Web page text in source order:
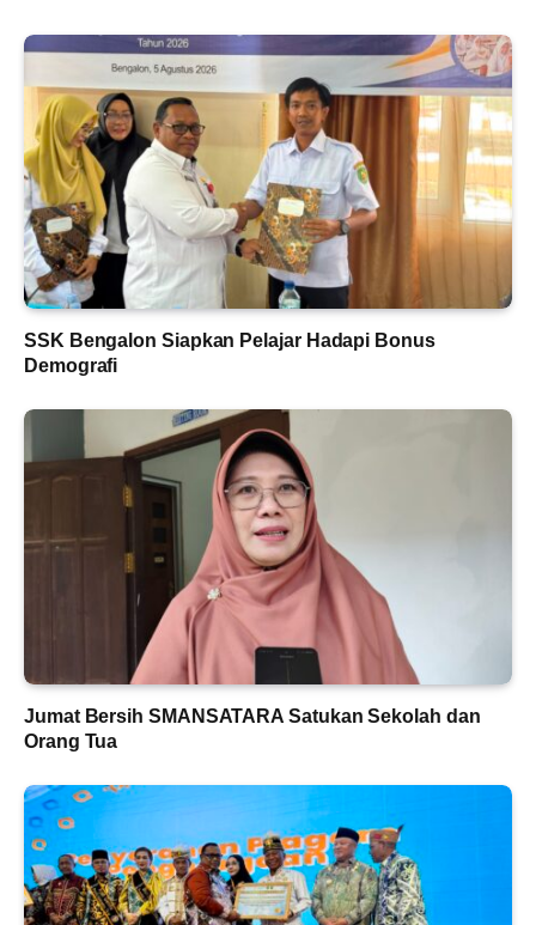
SSK Bengalon Siapkan Pelajar Hadapi Bonus
Demografi
Jumat Bersih SMANSATARA Satukan Sekolah dan
Orang Tua